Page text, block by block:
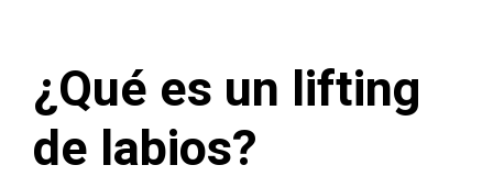
¿Qué es un lifting
de labios?